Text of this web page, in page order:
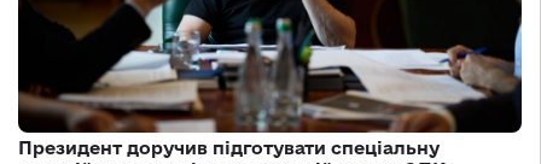
Президент доручив підготувати спеціальну